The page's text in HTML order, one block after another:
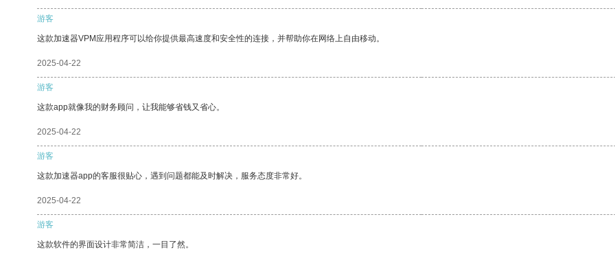
游客
这款加速器VPM应用程序可以给你提供最高速度和安全性的连接，并帮助你在网络上自由移动。
2025-04-22
游客
这款app就像我的财务顾问，让我能够省钱又省心。
2025-04-22
游客
这款加速器app的客服很贴心，遇到问题都能及时解决，服务态度非常好。
2025-04-22
游客
这款软件的界面设计非常简洁，一目了然。